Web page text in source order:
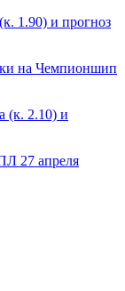
1.90) и прогноз
на Чемпионшип
2.10) и
27 апреля